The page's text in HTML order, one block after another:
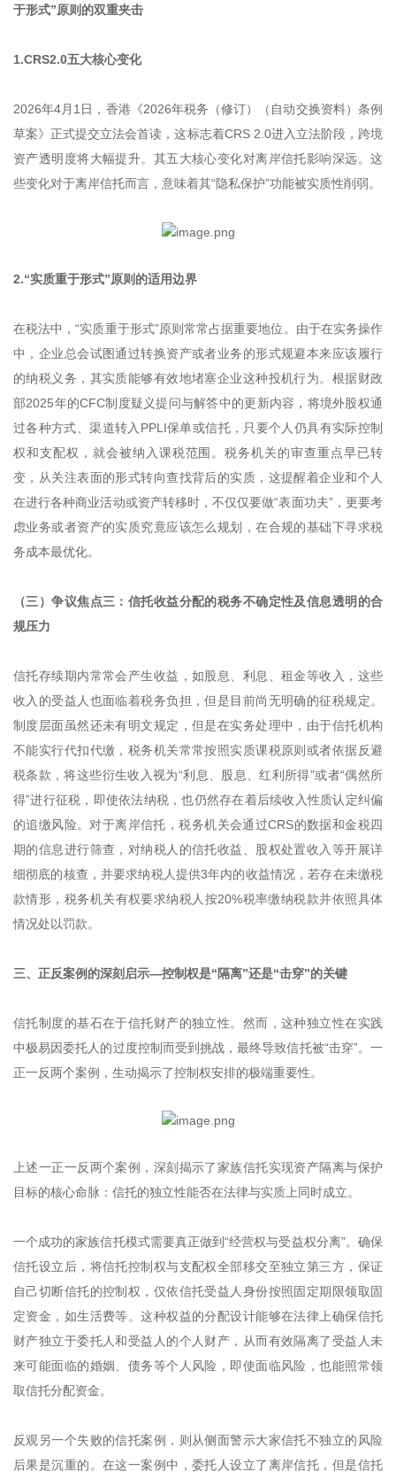
于形式”原则的双重夹击
1.CRS2.0五大核心变化
2026年4月1日，香港《2026年税务（修订）（自动交换资料）条例
草案》正式提交立法会首读，这标志着CRS 2.0进入立法阶段，跨境
资产透明度将大幅提升。其五大核心变化对离岸信托影响深远。这
些变化对于离岸信托而言，意味着其“隐私保护”功能被实质性削弱。
2.“实质重于形式”原则的适用边界
在税法中，“实质重于形式”原则常常占据重要地位。由于在实务操作
中，企业总会试图通过转换资产或者业务的形式规避本来应该履行
的纳税义务，其实质能够有效地堵塞企业这种投机行为。根据财政
部2025年的CFC制度疑义提问与解答中的更新内容，将境外股权通
过各种方式、渠道转入PPLI保单或信托，只要个人仍具有实际控制
权和支配权，就会被纳入课税范围。税务机关的审查重点早已转
变，从关注表面的形式转向查找背后的实质，这提醒着企业和个人
在进行各种商业活动或资产转移时，不仅仅要做“表面功夫”，更要考
虑业务或者资产的实质究竟应该怎么规划，在合规的基础下寻求税
务成本最优化。
（三）争议焦点三：信托收益分配的税务不确定性及信息透明的合
规压力
信托存续期内常常会产生收益，如股息、利息、租金等收入，这些
收入的受益人也面临着税务负担，但是目前尚无明确的征税规定。
制度层面虽然还未有明文规定，但是在实务处理中，由于信托机构
不能实行代扣代缴，税务机关常常按照实质课税原则或者依据反避
税条款，将这些衍生收入视为“利息、股息、红利所得”或者“偶然所
得”进行征税，即使依法纳税，也仍然存在着后续收入性质认定纠偏
的追缴风险。对于离岸信托，税务机关会通过CRS的数据和金税四
期的信息进行筛查，对纳税人的信托收益、股权处置收入等开展详
细彻底的核查，并要求纳税人提供3年内的收益情况，若存在未缴税
款情形，税务机关有权要求纳税人按20%税率缴纳税款并依照具体
情况处以罚款。
三、正反案例的深刻启示—控制权是“隔离”还是“击穿”的关键
信托制度的基石在于信托财产的独立性。然而，这种独立性在实践
中极易因委托人的过度控制而受到挑战，最终导致信托被“击穿”。一
正一反两个案例，生动揭示了控制权安排的极端重要性。
上述一正一反两个案例，深刻揭示了家族信托实现资产隔离与保护
目标的核心命脉：信托的独立性能否在法律与实质上同时成立。
一个成功的家族信托模式需要真正做到“经营权与受益权分离”。确保
信托设立后，将信托控制权与支配权全部移交至独立第三方，保证
自己切断信托的控制权，仅依信托受益人身份按照固定期限领取固
定资金，如生活费等。这种权益的分配设计能够在法律上确保信托
财产独立于委托人和受益人的个人财产，从而有效隔离了受益人未
来可能面临的婚姻、债务等个人风险，即使面临风险，也能照常领
取信托分配资金。
反观另一个失败的信托案例，则从侧面警示大家信托不独立的风险
后果是沉重的。在这一案例中，委托人设立了离岸信托，但是信托